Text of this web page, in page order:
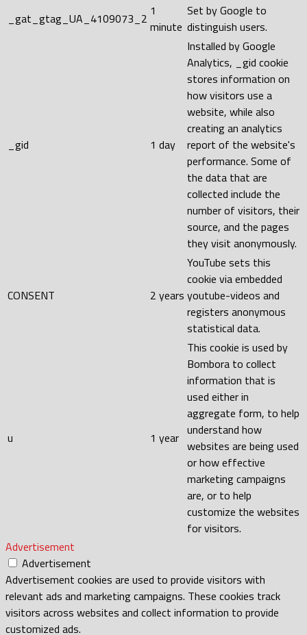
_gat_gtag_UA_4109073_2 1
minute
Set by Google to
distinguish users.
_gid 1 day
Installed by Google
Analytics, _gid cookie
stores information on
how visitors use a
website, while also
creating an analytics
report of the website's
performance. Some of
the data that are
collected include the
number of visitors, their
source, and the pages
they visit anonymously.
CONSENT 2 years
YouTube sets this
cookie via embedded
youtube-videos and
registers anonymous
statistical data.
u 1 year
This cookie is used by
Bombora to collect
information that is
used either in
aggregate form, to help
understand how
websites are being used
or how effective
marketing campaigns
are, or to help
customize the websites
for visitors.
Advertisement
Advertisement
Advertisement cookies are used to provide visitors with
relevant ads and marketing campaigns. These cookies track
visitors across websites and collect information to provide
customized ads.